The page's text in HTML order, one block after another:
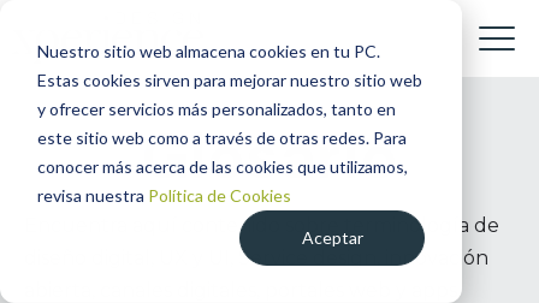
Nuestro sitio web almacena cookies en tu PC.
Estas cookies sirven para mejorar nuestro sitio web
y ofrecer servicios más personalizados, tanto en
este sitio web como a través de otras redes. Para
conocer más acerca de las cookies que utilizamos,
revisa nuestra Política de Cookies
Aceptar
Glosario
Encuentra aquí contenido sobre terminología de
diseño digital, UX y UI, Service design, innovación
abierta, canales digitales, portales web y apps.